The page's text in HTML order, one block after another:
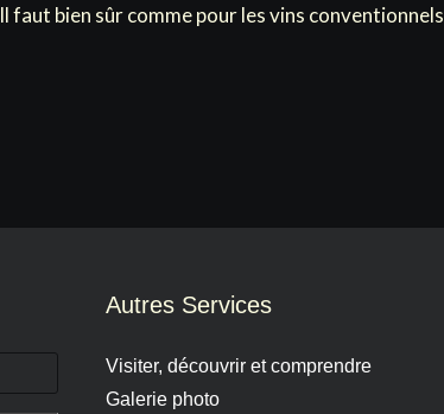
Il faut bien sûr comme pour les vins
Autres Services
Visiter, découvrir et comprendre
Galerie photo